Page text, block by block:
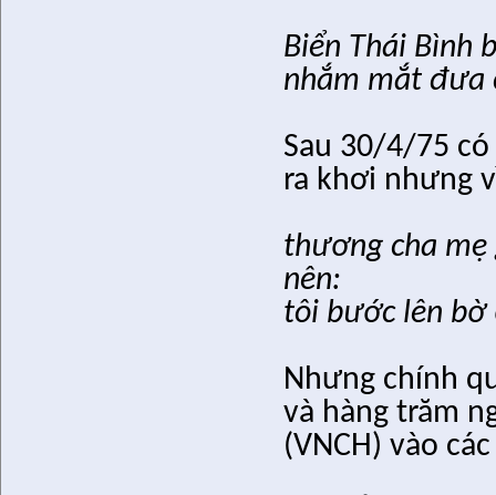
Biển Thái Bình
nhắm mắt đưa
Sau 30/4/75
ra khơi nhưng
thương cha
nên:
tôi bước lên bờ
Nhưng chính
và hàng trăm
(VNCH) vào